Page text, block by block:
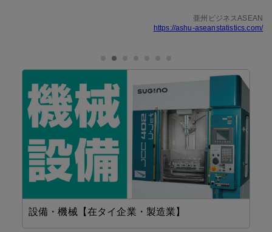
亜州ビジネスASEAN
https://ashu-aseanstatistics.com/
設備・機械【在タイ企業・製造業】